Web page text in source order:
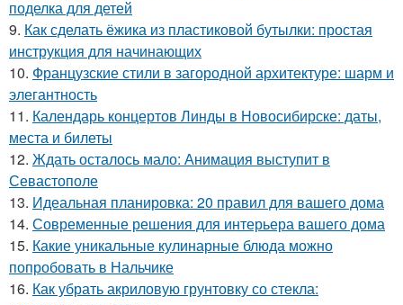
поделка для детей
9. Как сделать ёжика из пластиковой бутылки: простая
инструкция для начинающих
10. Французские стили в загородной архитектуре: шарм и
элегантность
11. Календарь концертов Линды в Новосибирске: даты,
места и билеты
12. Ждать осталось мало: Анимация выступит в
Севастополе
13. Идеальная планировка: 20 правил для вашего дома
14. Современные решения для интерьера вашего дома
15. Какие уникальные кулинарные блюда можно
попробовать в Нальчике
16. Как убрать акриловую грунтовку со стекла: